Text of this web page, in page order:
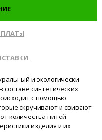
и экологически
синтетических
с помощью
скручивают и свивают
количества нитей
изделия и их